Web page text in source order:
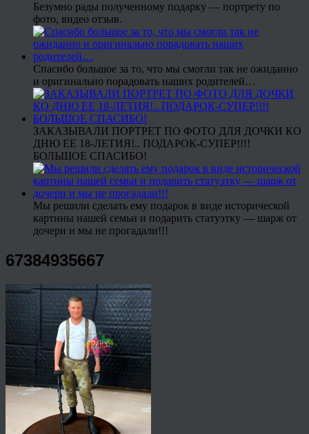
Безумно рады полученному подарку — портрету по
фото, видео отзыв.
Спасибо большое за то, что мы смогли так не ожиданно
и оригинально порадовать наших родителей…
ЗАКАЗЫВАЛИ ПОРТРЕТ ПО ФОТО ДЛЯ ДОЧКИ КО
ДНЮ ЕЕ 18-ЛЕТИЯ!.. ПОДАРОК-СУПЕР!!!!
БОЛЬШОЕ СПАСИБО!
Мы решили сделать ему подарок в виде исторической
картины нашей семьи и подарить статуэтку — шарж от
дочери и мы не прогадали!!!
67384935667